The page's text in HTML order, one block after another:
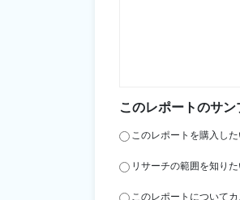
このレポートのサ
このレポートを購入し
リサーチの範囲を知り
このレポートについて